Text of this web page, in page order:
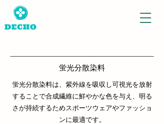
蛍光分散染料
蛍光分散染料は、紫外線を吸収し可視光を放射
することで合成繊維に鮮やかな色を与え、明る
さが持続するためスポーツウェアやファッショ
ンに最適です。